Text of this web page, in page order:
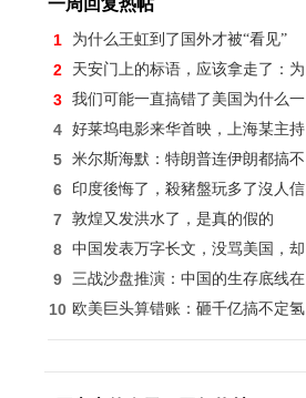
一周回复热帖
1 为什么王虹到了国外才被“看见”
2 天安门上的标语，应该拿走了：为
3 我们可能一直搞错了美国为什么一
4 好莱坞电影来华首映，上海某主持
5 米尔斯海默：特朗普连伊朗都搞不
6 印度後悔了，殺豬盤玩多了沒人信
7 敦煌又发洪水了，是真的假的
8 中国发表万字长文，没骂美国，却
9 三战沙盘推演：中国的生存底线在
10 欧美巨头算错账：砸千亿搞不定氢